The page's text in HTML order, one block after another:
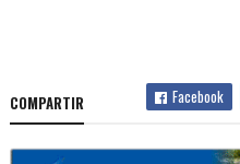
COMPARTIR Facebook